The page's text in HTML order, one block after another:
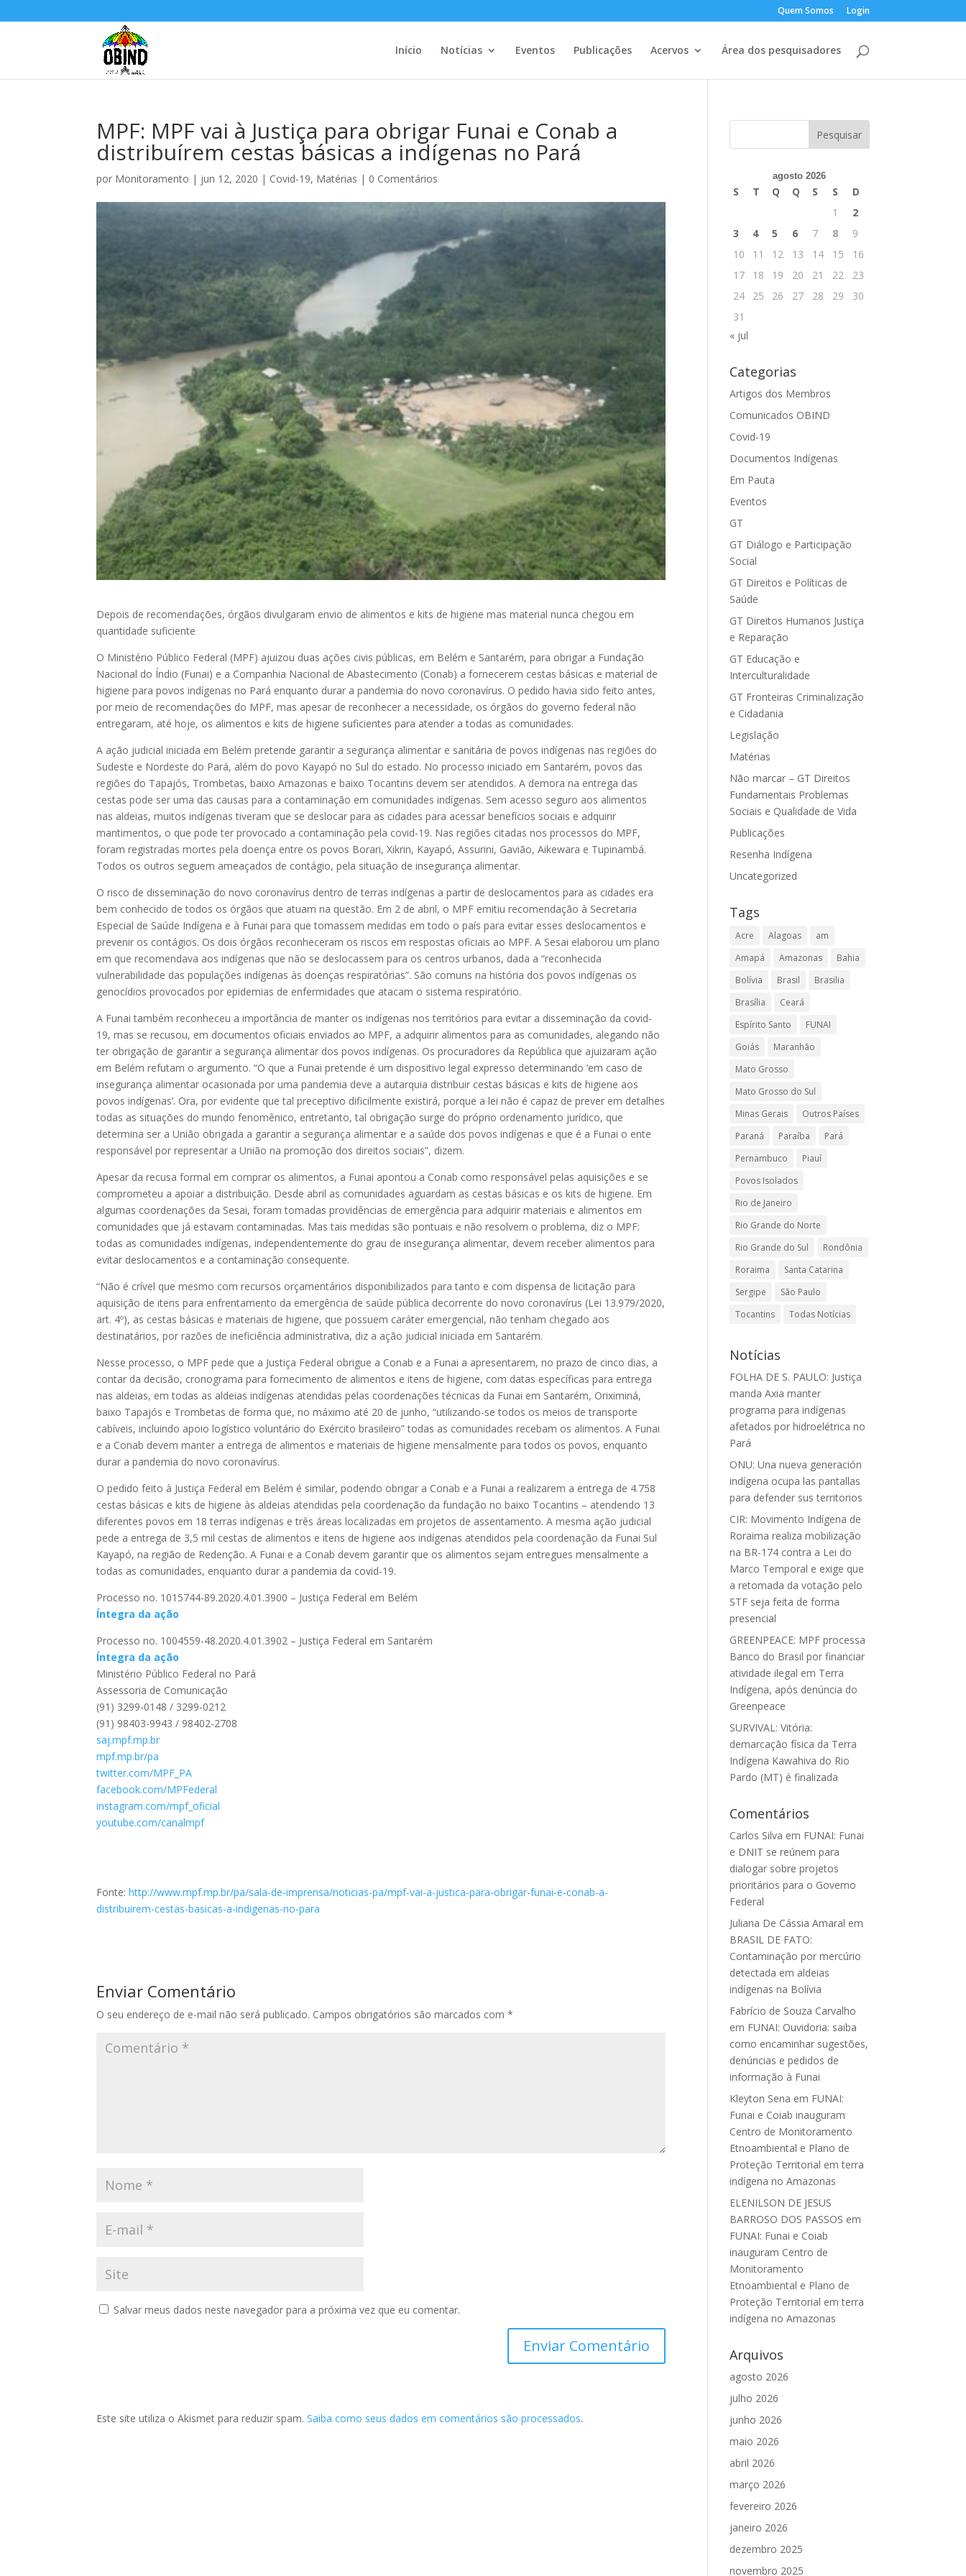
Quem Somos Login
Início Notícias Eventos Publicações Acervos Área dos pesquisadores
MPF: MPF vai à Justiça para obrigar Funai e Conab a
distribuírem cestas básicas a indígenas no Pará
por Monitoramento | jun 12, 2020 | Covid-19, Matérias | 0 Comentários
Depois de recomendações, órgãos divulgaram envio de alimentos e kits de higiene mas material nunca chegou em
quantidade suficiente
O Ministério Público Federal (MPF) ajuizou duas ações civis públicas, em Belém e Santarém, para obrigar a Fundação
Nacional do Índio (Funai) e a Companhia Nacional de Abastecimento (Conab) a fornecerem cestas básicas e material de
higiene para povos indígenas no Pará enquanto durar a pandemia do novo coronavírus. O pedido havia sido feito antes,
por meio de recomendações do MPF, mas apesar de reconhecer a necessidade, os órgãos do governo federal não
entregaram, até hoje, os alimentos e kits de higiene suficientes para atender a todas as comunidades.
A ação judicial iniciada em Belém pretende garantir a segurança alimentar e sanitária de povos indígenas nas regiões do
Sudeste e Nordeste do Pará, além do povo Kayapó no Sul do estado. No processo iniciado em Santarém, povos das
regiões do Tapajós, Trombetas, baixo Amazonas e baixo Tocantins devem ser atendidos. A demora na entrega das
cestas pode ser uma das causas para a contaminação em comunidades indígenas. Sem acesso seguro aos alimentos
nas aldeias, muitos indígenas tiveram que se deslocar para as cidades para acessar benefícios sociais e adquirir
mantimentos, o que pode ter provocado a contaminação pela covid-19. Nas regiões citadas nos processos do MPF,
foram registradas mortes pela doença entre os povos Borari, Xikrin, Kayapó, Assurini, Gavião, Aikewara e Tupinambá.
Todos os outros seguem ameaçados de contágio, pela situação de insegurança alimentar.
O risco de disseminação do novo coronavírus dentro de terras indígenas a partir de deslocamentos para as cidades era
bem conhecido de todos os órgãos que atuam na questão. Em 2 de abril, o MPF emitiu recomendação à Secretaria
Especial de Saúde Indígena e à Funai para que tomassem medidas em todo o país para evitar esses deslocamentos e
prevenir os contágios. Os dois órgãos reconheceram os riscos em respostas oficiais ao MPF. A Sesai elaborou um plano
em que recomendava aos indígenas que não se deslocassem para os centros urbanos, dada a “reconhecida
vulnerabilidade das populações indígenas às doenças respiratórias”. São comuns na história dos povos indígenas os
genocídios provocados por epidemias de enfermidades que atacam o sistema respiratório.
A Funai também reconheceu a importância de manter os indígenas nos territórios para evitar a disseminação da covid-
19, mas se recusou, em documentos oficiais enviados ao MPF, a adquirir alimentos para as comunidades, alegando não
ter obrigação de garantir a segurança alimentar dos povos indígenas. Os procuradores da República que ajuizaram ação
em Belém refutam o argumento. “O que a Funai pretende é um dispositivo legal expresso determinando ‘em caso de
insegurança alimentar ocasionada por uma pandemia deve a autarquia distribuir cestas básicas e kits de higiene aos
povos indígenas’. Ora, por evidente que tal preceptivo dificilmente existirá, porque a lei não é capaz de prever em detalhes
todas as situações do mundo fenomênico, entretanto, tal obrigação surge do próprio ordenamento jurídico, que
determina ser a União obrigada a garantir a segurança alimentar e a saúde dos povos indígenas e que é a Funai o ente
responsável por representar a União na promoção dos direitos sociais”, dizem.
Apesar da recusa formal em comprar os alimentos, a Funai apontou a Conab como responsável pelas aquisições e se
comprometeu a apoiar a distribuição. Desde abril as comunidades aguardam as cestas básicas e os kits de higiene. Em
algumas coordenações da Sesai, foram tomadas providências de emergência para adquirir materiais e alimentos em
comunidades que já estavam contaminadas. Mas tais medidas são pontuais e não resolvem o problema, diz o MPF:
todas as comunidades indígenas, independentemente do grau de insegurança alimentar, devem receber alimentos para
evitar deslocamentos e a contaminação consequente.
“Não é crível que mesmo com recursos orçamentários disponibilizados para tanto e com dispensa de licitação para
aquisição de itens para enfrentamento da emergência de saúde pública decorrente do novo coronavírus (Lei 13.979/2020,
art. 4º), as cestas básicas e materiais de higiene, que possuem caráter emergencial, não tenham chegado aos
destinatários, por razões de ineficiência administrativa, diz a ação judicial iniciada em Santarém.
Nesse processo, o MPF pede que a Justiça Federal obrigue a Conab e a Funai a apresentarem, no prazo de cinco dias, a
contar da decisão, cronograma para fornecimento de alimentos e itens de higiene, com datas específicas para entrega
nas aldeias, em todas as aldeias indígenas atendidas pelas coordenações técnicas da Funai em Santarém, Oriximiná,
baixo Tapajós e Trombetas de forma que, no máximo até 20 de junho, “utilizando-se todos os meios de transporte
cabíveis, incluindo apoio logístico voluntário do Exército brasileiro” todas as comunidades recebam os alimentos. A Funai
e a Conab devem manter a entrega de alimentos e materiais de higiene mensalmente para todos os povos, enquanto
durar a pandemia do novo coronavírus.
O pedido feito à Justiça Federal em Belém é similar, podendo obrigar a Conab e a Funai a realizarem a entrega de 4.758
cestas básicas e kits de higiene às aldeias atendidas pela coordenação da fundação no baixo Tocantins – atendendo 13
diferentes povos em 18 terras indígenas e três áreas localizadas em projetos de assentamento. A mesma ação judicial
pede a entrega de 3,5 mil cestas de alimentos e itens de higiene aos indígenas atendidos pela coordenação da Funai Sul
Kayapó, na região de Redenção. A Funai e a Conab devem garantir que os alimentos sejam entregues mensalmente a
todas as comunidades, enquanto durar a pandemia da covid-19.
Processo no. 1015744-89.2020.4.01.3900 – Justiça Federal em Belém
Íntegra da ação
Processo no. 1004559-48.2020.4.01.3902 – Justiça Federal em Santarém
Íntegra da ação
Ministério Público Federal no Pará
Assessoria de Comunicação
(91) 3299-0148 / 3299-0212
(91) 98403-9943 / 98402-2708
saj.mpf.mp.br
mpf.mp.br/pa
twitter.com/MPF_PA
facebook.com/MPFederal
instagram.com/mpf_oficial
youtube.com/canalmpf
Fonte:http://www.mpf.mp.br/pa/sala-de-imprensa/noticias-pa/mpf-vai-a-justica-para-obrigar-funai-e-conab-a-
distribuirem-cestas-basicas-a-indigenas-no-para
Enviar Comentário
O seu endereço de e-mail não será publicado. Campos obrigatórios são marcados com*
Salvar meus dados neste navegador para a próxima vez que eu comentar.
Este site utiliza o Akismet para reduzir spam.Saiba como seus dados em comentários são processados.
agosto 2026
S T Q Q S S
D
1
2
3
4 5 6 7 8
9
10
11 12 13 14 15
16
17
18 19 20 21 22
23
24
25 26 27 28 29
30
31
« jul
Categorias
Artigos dos Membros
Comunicados OBIND
Covid-19
Documentos Indígenas
Em Pauta
Eventos
GT
GT Diálogo e Participação
Social
GT Direitos e Políticas de
Saúde
GT Direitos Humanos Justiça
e Reparação
GT Educação e
Interculturalidade
GT Fronteiras Criminalização
e Cidadania
Legislação
Matérias
Não marcar – GT Direitos
Fundamentais Problemas
Sociais e Qualidade de Vida
Publicações
Resenha Indígena
Uncategorized
Tags
Acre Alagoas
am
Amapá
Amazonas
Bahia
Bolívia
Brasil
Brasilia
Brasília
Ceará
Espírito Santo
FUNAI
Goiás
Maranhão
Mato Grosso
Mato Grosso do Sul
Minas Gerais
Outros Países
Paraná
Paraíba
Pará
Pernambuco
Piauí
Povos Isolados
Rio de Janeiro
Rio Grande do Norte
Rio Grande do Sul
Rondônia
Roraima
Santa Catarina
Sergipe
São Paulo
Tocantins
Todas Notícias
Notícias
FOLHA DE S. PAULO: Justiça
manda Axia manter
programa para indígenas
afetados por hidroelétrica no
Pará
ONU: Una nueva generación
indígena ocupa las pantallas
para defender sus territorios
CIR: Movimento Indígena de
Roraima realiza mobilização
na BR-174 contra a Lei do
Marco Temporal e exige que
a retomada da votação pelo
STF seja feita de forma
presencial
GREENPEACE: MPF processa
Banco do Brasil por financiar
atividade ilegal em Terra
Indígena, após denúncia do
Greenpeace
SURVIVAL: Vitória:
demarcação física da Terra
Indígena Kawahiva do Rio
Pardo (MT) é finalizada
Comentários
Carlos Silva em FUNAI: Funai
e DNIT se reúnem para
dialogar sobre projetos
prioritários para o Governo
Federal
Juliana De Cássia Amaral em
BRASIL DE FATO:
Contaminação por mercúrio
detectada em aldeias
indígenas na Bolívia
Fabrício de Souza Carvalho
em FUNAI: Ouvidoria: saiba
como encaminhar sugestões,
denúncias e pedidos de
informação à Funai
Kleyton Sena em FUNAI:
Funai e Coiab inauguram
Centro de Monitoramento
Etnoambiental e Plano de
Proteção Territorial em terra
indígena no Amazonas
ELENILSON DE JESUS
BARROSO DOS PASSOS em
FUNAI: Funai e Coiab
inauguram Centro de
Monitoramento
Etnoambiental e Plano de
Proteção Territorial em terra
indígena no Amazonas
Arquivos
agosto 2026
julho 2026
junho 2026
maio 2026
abril 2026
março 2026
fevereiro 2026
janeiro 2026
dezembro 2025
novembro 2025